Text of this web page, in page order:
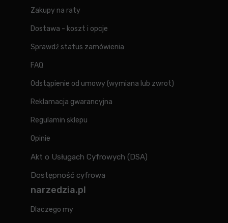
Zakupy na raty
Dostawa - koszt i opcje
Sprawdź status zamówienia
FAQ
Odstąpienie od umowy (wymiana lub zwrot)
Reklamacja gwarancyjna
Regulamin sklepu
Opinie
Akt o Usługach Cyfrowych (DSA)
Dostępność cyfrowa
narzedzia.pl
Dlaczego my